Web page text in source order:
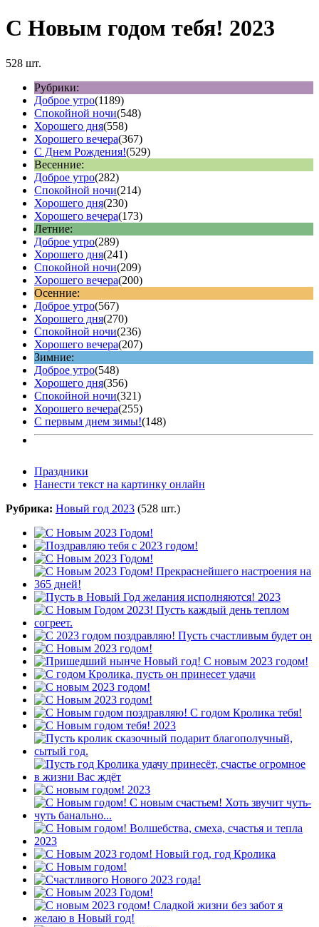
С Новым годом тебя! 2023
528 шт.
Рубрики:
Доброе утро(1189)
Спокойной ночи(548)
Хорошего дня(558)
Хорошего вечера(367)
С Днем Рождения!(529)
Весенние:
Доброе утро(282)
Спокойной ночи(214)
Хорошего дня(230)
Хорошего вечера(173)
Летние:
Доброе утро(289)
Хорошего дня(241)
Спокойной ночи(209)
Хорошего вечера(200)
Осенние:
Доброе утро(567)
Хорошего дня(270)
Спокойной ночи(236)
Хорошего вечера(207)
Зимние:
Доброе утро(548)
Хорошего дня(356)
Спокойной ночи(321)
Хорошего вечера(255)
С первым днем зимы!(148)
Праздники
Нанести текст на картинку онлайн
Рубрика: Новый год 2023 (528 шт.)